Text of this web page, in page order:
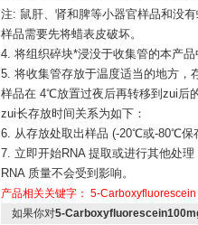
注: 鼠肝、肾和脾等小器官样品和没
样品需要先将蜡表皮破坏。
4. 将组织碎块*浸没于收集管的本产品
5. 将收集管存放于温度适当的地方
样品在 4℃放置过夜后再转移到zui后
zui长存放时间关系为如下：
6. 从存放处取出样品 (-20℃或-80℃保
7. 立即开始RNA 提取或进行其他处
RNA 质量不会受到影响。
产品相关关键字： 5-Carboxyfluorescein
如果你对5-